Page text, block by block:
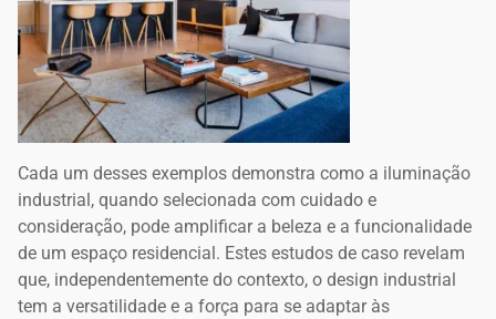
Cada um desses exemplos demonstra como a iluminação
industrial, quando selecionada com cuidado e
consideração, pode amplificar a beleza e a funcionalidade
de um espaço residencial. Estes estudos de caso revelam
que, independentemente do contexto, o design industrial
tem a versatilidade e a força para se adaptar às